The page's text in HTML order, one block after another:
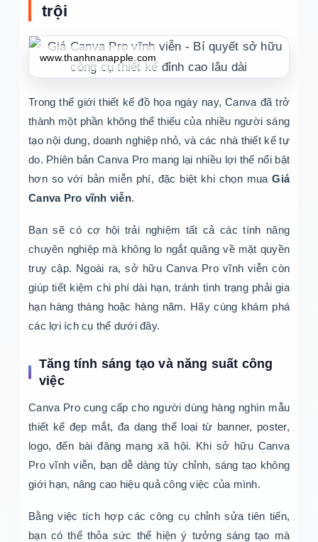
trội
Trong thế giới thiết kế đồ họa ngày nay, Canva đã trở
thành một phần không thể thiếu của nhiều người sáng
tạo nội dung, doanh nghiệp nhỏ, và các nhà thiết kế tự
do. Phiên bản Canva Pro mang lại nhiều lợi thế nổi bật
hơn so với bản miễn phí, đặc biệt khi chọn muaGiá
Canva Pro vĩnh viễn.
Bạn sẽ có cơ hội trải nghiệm tất cả các tính năng
chuyên nghiệp mà không lo ngắt quãng về mặt quyền
truy cập. Ngoài ra, sở hữu Canva Pro vĩnh viễn còn
giúp tiết kiệm chi phí dài hạn, tránh tình trạng phải gia
hạn hàng tháng hoặc hàng năm. Hãy cùng khám phá
các lợi ích cụ thể dưới đây.
Tăng tính sáng tạo và năng suất công
việc
Canva Pro cung cấp cho người dùng hàng nghìn mẫu
thiết kế đẹp mắt, đa dạng thể loại từ banner, poster,
logo, đến bài đăng mạng xã hội. Khi sở hữu Canva
Pro vĩnh viễn, bạn dễ dàng tùy chỉnh, sáng tạo không
giới hạn, nâng cao hiệu quả công việc của mình.
Bằng việc tích hợp các công cụ chỉnh sửa tiên tiến,
bạn có thể thỏa sức thể hiện ý tưởng sáng tạo mà